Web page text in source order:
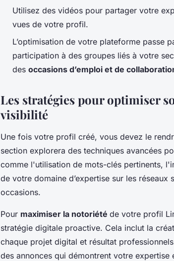
Utilisez des vidéos pour partager votre
vues de votre profil.
L’optimisation de votre plateforme passe
participation à des groupes liés à votre
des occasions d’emploi et de
Les stratégies pour optimiser
visibilité
Une fois votre profil créé, vous devez le
section explorera des techniques avancées
comme l'utilisation de mots-clés pertinents,
de votre domaine d’expertise sur les
occasions.
Pour maximiser la notoriété de votre profil
stratégie digitale proactive. Cela inclut la
chaque projet digital et résultat
des annonces qui démontrent votre